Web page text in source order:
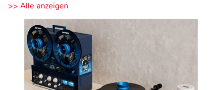
>> Alle anzeigen